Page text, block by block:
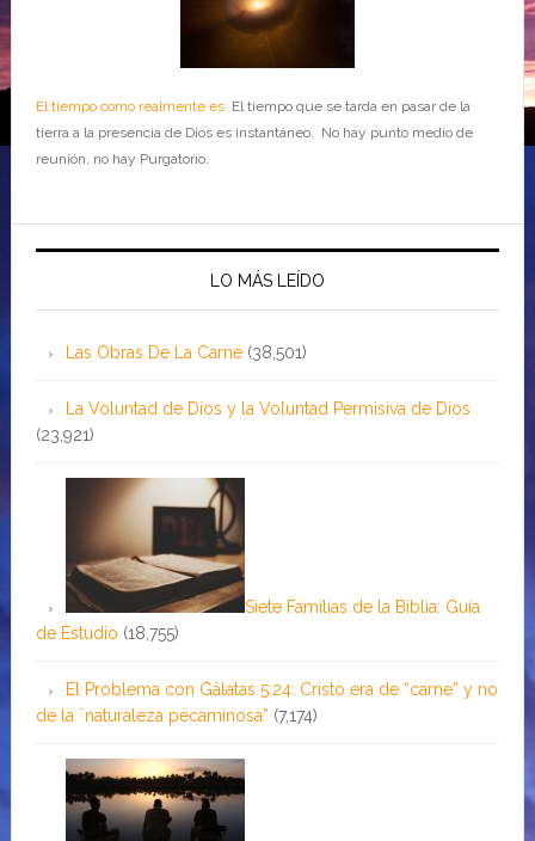
El tiempo como realmente esEl tiempo que se tarda en pasar de la
tierra a la presencia de Dios es instantáneo. No hay punto medio de
reunión, no hay Purgatorio.
LO MÁS LEÍDO
Las Obras De La Carne (38,501)
La Voluntad de Dios y la Voluntad Permisiva de Dios
(23,921)
Siete Familias de la Biblia: Guía
de Estudio (18,755)
El Problema con Gálatas 5:24: Cristo era de “carne” y no
de la ¨naturaleza pecaminosa” (7,174)